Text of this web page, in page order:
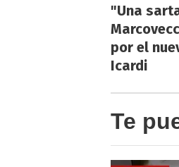
"Una
por el
Icardi
Te